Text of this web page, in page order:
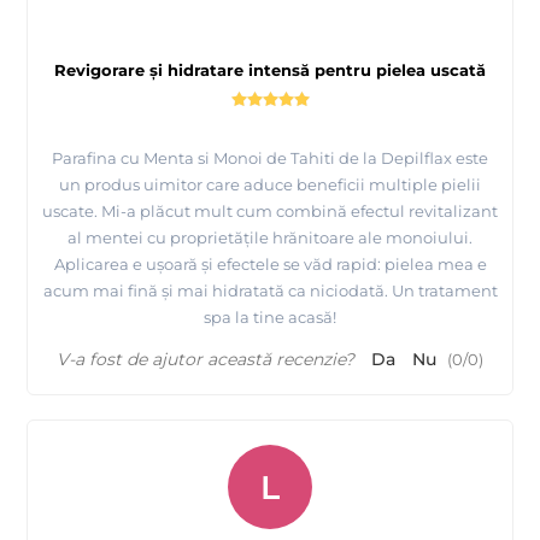
parafina Depilflax made in Spania
Revigorare și hidratare intensă pentru pielea uscată
Parafina cu Menta si Monoi de Tahiti de la Depilflax este
un produs uimitor care aduce beneficii multiple pielii
uscate. Mi-a plăcut mult cum combină efectul revitalizant
al mentei cu proprietățile hrănitoare ale monoiului.
Aplicarea e ușoară și efectele se văd rapid: pielea mea e
acum mai fină și mai hidratată ca niciodată. Un tratament
spa la tine acasă!
V-a fost de ajutor această recenzie? Da Nu (0/0)
L